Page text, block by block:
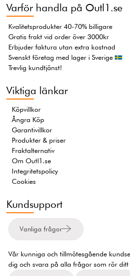
Varför handla på Outl1.se
Kvalitetsprodukter 40-70% billigare
Gratis frakt vid order över 3000kr
Erbjuder faktura utan extra kostnad
Svenskt företag med lager i Sverige
Trevlig kundtjänst!
Viktiga länkar
Köpvillkor
Ångra Köp
Garantivillkor
Produkter & priser
Fraktalternativ
Om Outl1.se
Integritetspolicy
Cookies
Kundsupport
Vanliga frågor
Vår kunniga och tillmötesgående
dig och svara på alla frågor som rör ditt